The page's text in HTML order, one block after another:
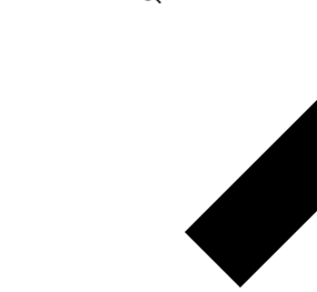
Закажите понравившуюся
в ближайший салон “Оптик-
*Доступно для Республики